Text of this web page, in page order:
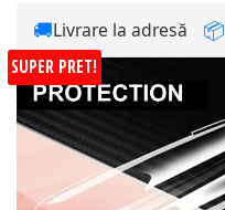
🚚Livrare la adresă 📦
SUPER PRET!